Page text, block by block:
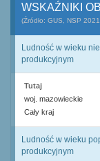
WSKAŹNIKI
(Źródło: GUS, NSP
Ludność w wieku
produkcyjnym
Tutaj
woj. mazowieckie
Cały kraj
Ludność w wieku
produkcyjnym